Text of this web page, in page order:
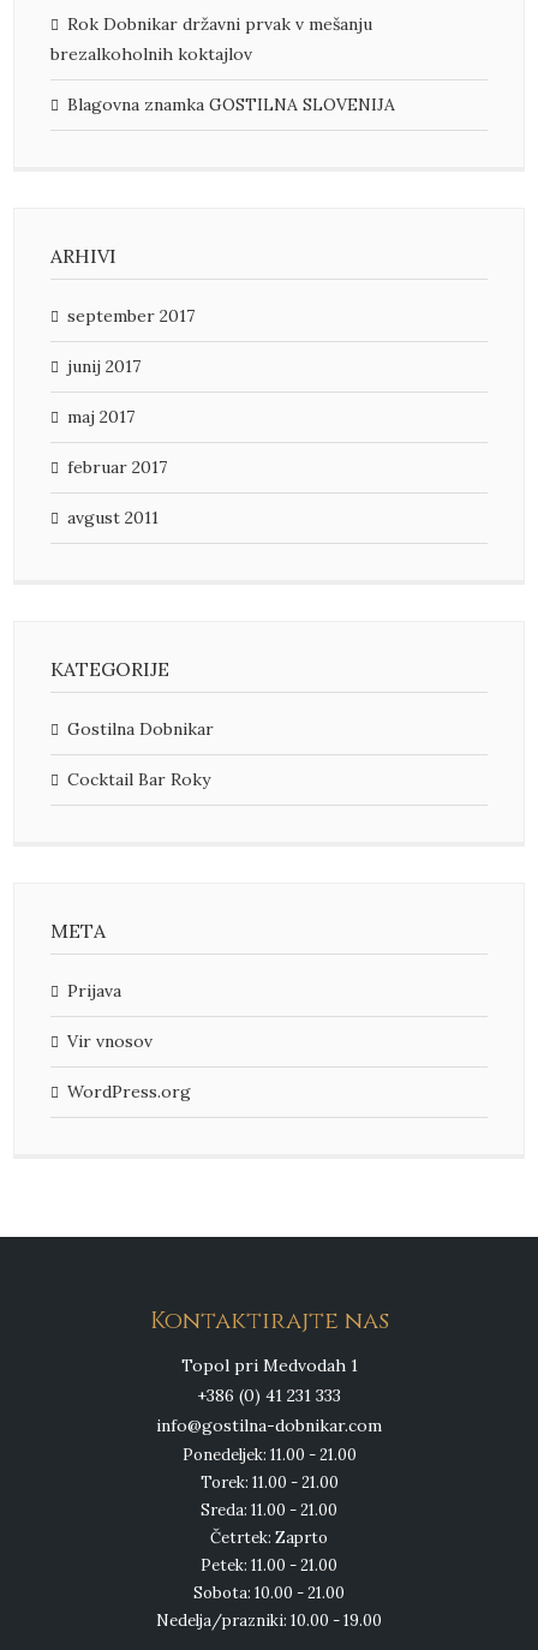
Rok Dobnikar državni prvak v mešanju
brezalkoholnih koktajlov
Blagovna znamka GOSTILNA SLOVENIJA
ARHIVI
september 2017
junij 2017
maj 2017
februar 2017
avgust 2011
KATEGORIJE
Gostilna Dobnikar
Cocktail Bar Roky
META
Prijava
Vir vnosov
WordPress.org
Kontaktirajte nas
Topol pri Medvodah 1
+386 (0) 41 231 333
info@gostilna-dobnikar.com
Ponedeljek: 11.00 - 21.00
Torek: 11.00 - 21.00
Sreda: 11.00 - 21.00
Četrtek: Zaprto
Petek: 11.00 - 21.00
Sobota: 10.00 - 21.00
Nedelja/prazniki: 10.00 - 19.00